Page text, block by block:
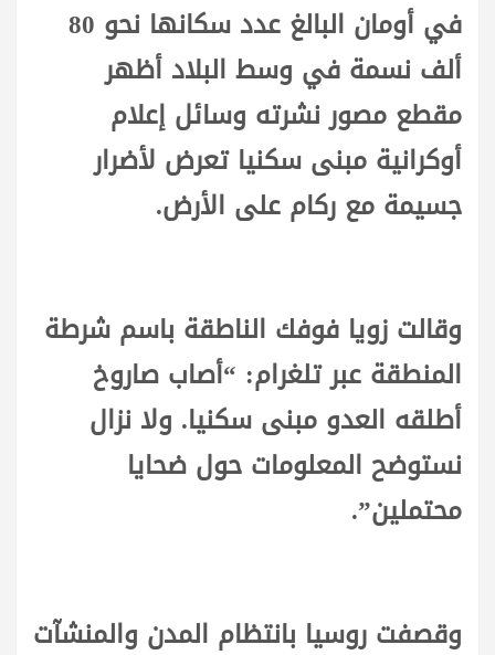
في أومان البالغ عدد سكانها نحو 80
ألف نسمة في وسط البلاد أظهر
مقطع مصور نشرته وسائل إعلام
أوكرانية مبنى سكنيا تعرض لأضرار
جسيمة مع ركام على الأرض.
وقالت زويا فوفك الناطقة باسم شرطة
المنطقة عبر تلغرام: “أصاب صاروخ
أطلقه العدو مبنى سكنيا. ولا نزال
نستوضح المعلومات حول ضحايا
محتملين”.
وقصفت روسيا بانتظام المدن والمنشآت